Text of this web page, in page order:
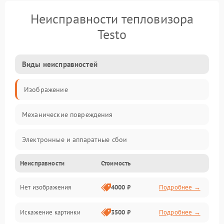
Неисправности тепловизора
Testo
Виды неисправностей
Изображение
Механические повреждения
Электронные и аппаратные сбои
Неисправности сенсора и оптики
Программные ошибки
Электропитание
Неисправности Стоимость
Нет изображения 4000 ₽ Подробнее →
Искажение картинки 3500 ₽ Подробнее →